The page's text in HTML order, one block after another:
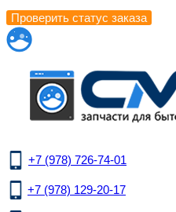
+7 (978) 726-74-01
+7 (978) 129-20-17